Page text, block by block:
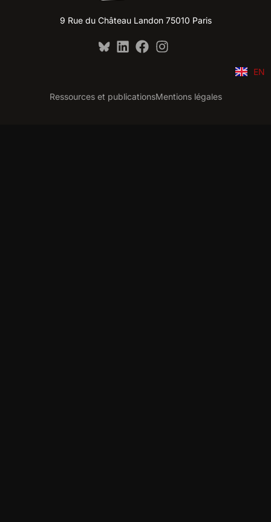
9 Rue du Château Landon 75010 Paris
EN
Ressources et publicationsMentions légales